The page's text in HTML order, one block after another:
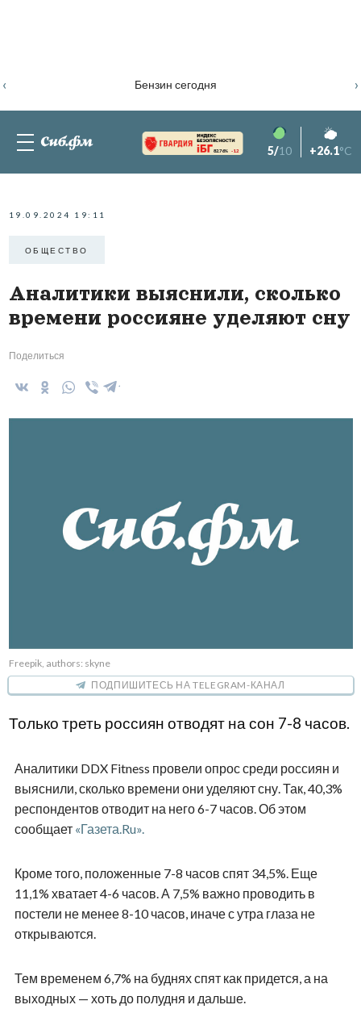
Бензин сегодня
‹ ›
82.76% -1.2 5/10 +26.1°C
19.09.2024 19:11
ОБЩЕСТВО
Аналитики выяснили, сколько
времени россияне уделяют сну
Поделиться
Freepik, authors: skyne
ПОДПИШИТЕСЬ НА TELEGRAM-КАНАЛ
Только треть россиян отводят на сон 7-8 часов.
Аналитики DDX Fitness провели опрос среди россиян и
выяснили, сколько времени они уделяют сну. Так, 40,3%
респондентов отводит на него 6-7 часов. Об этом
сообщает «Газета.Ru».
Кроме того, положенные 7-8 часов спят 34,5%. Еще
11,1% хватает 4-6 часов. А 7,5% важно проводить в
постели не менее 8-10 часов, иначе с утра глаза не
открываются.
Тем временем 6,7% на буднях спят как придется, а на
выходных — хоть до полудня и дальше.